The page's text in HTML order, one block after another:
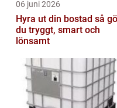
06 juni 2026
Hyra ut din bostad så gör
du tryggt, smart och
lönsamt